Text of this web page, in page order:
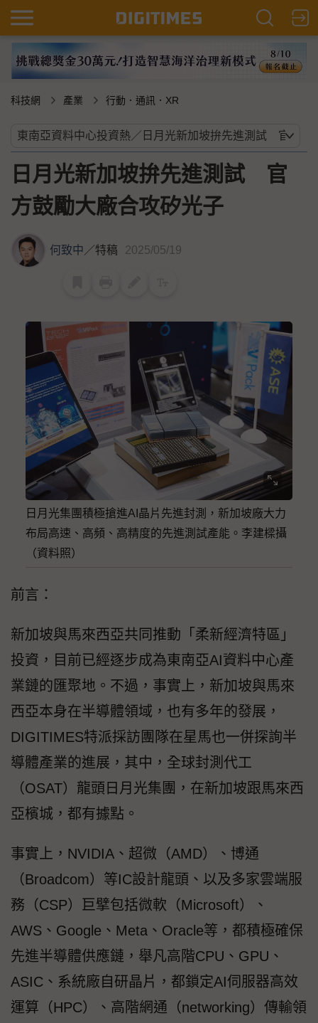
科技網 產業 行動．通訊．XR
日月光新加坡拚先進測試 官
方鼓勵大廠合攻矽光子
何致中／特稿 2025/05/19
日月光集團積極搶進AI晶片先進封測，新加坡廠大力
布局高速、高頻、高精度的先進測試產能。李建樑攝
（資料照）
前言：
新加坡與馬來西亞共同推動「柔新經濟特區」
投資，目前已經逐步成為東南亞AI資料中心產
業鏈的匯聚地。不過，事實上，新加坡與馬來
西亞本身在半導體領域，也有多年的發展，
DIGITIMES特派採訪團隊在星馬也一併探詢半
導體產業的進展，其中，全球封測代工
（OSAT）龍頭日月光集團，在新加坡跟馬來西
亞檳城，都有據點。
事實上，NVIDIA、超微（AMD）、博通
（Broadcom）等IC設計龍頭、以及多家雲端服
務（CSP）巨擘包括微軟（Microsoft）、
AWS、Google、Meta、Oracle等，都積極確保
先進半導體供應鏈，舉凡高階CPU、GPU、
ASIC、系統廠自研晶片，都鎖定AI伺服器高效
運算（HPC）、高階網通（networking）傳輸領